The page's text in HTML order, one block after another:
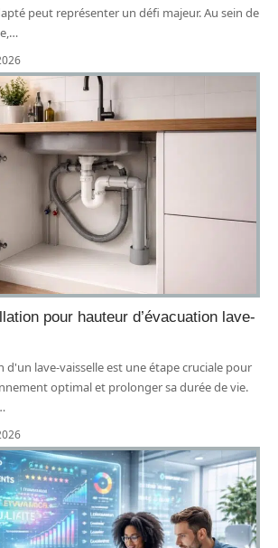
peut représenter un défi majeur. Au sein de
…
pour hauteur d’évacuation lave-
d'un lave-vaisselle est une étape cruciale pour
optimal et prolonger sa durée de vie.